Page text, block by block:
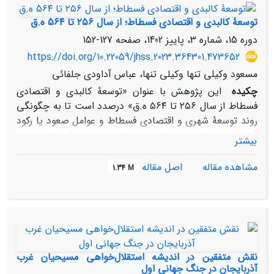
22 و bis22 تبرستان مورد بررسی قرار دهد. این دو سند درباب
شکایت در مورد اموالی است که در دست پادشازنی بوده است
و روند بررسی آن از سوی محاکم قضایی مورد مداقه قرار می­
گیرد. بررسی­ ها حاکی از آن است که با مطالعۀ این دو سند و
دیگر متون حقوقی همچون مادیان هزاردادستان می ­توان
چنین دریافت که مالکیت زن بر این دارایی­ ها، مطلق نبوده
بلکه مشروط به جایگاه و تعهدات وی در نهاد خانواده بوده
است.
توسعۀ کالبدی و اقتصادی فسطاط؛ از سال ۲۵۶ تا 5۶۴ ه.ق
دوره 15، شماره 3، پاییز 1402، صفحه
127-152
https://doi.org/10.22059/jhss.2023.364301.473652
مسعود وکیلی تنها وکیلی تنها، عباس آداودی جلفائی
چکیده
این پژوهش با عنوان «توسعۀ کالبدی و اقتصادی
فسطاط از سال ۲۵۶ تا ۵۶۴ ه.ق» درصدد است تا به چگونگی
روند توسعۀ شهری و اقتصادی فسطاط و عوامل صعود یا رکود
آن در دوران استیلای طولونیان، اخشیدیان و فاطمیان پاسخ
دهد.
شهر فسطاط در دورۀ اموی به‌واسطۀ جغرافیای ممتاز خود
تجارت بین‌المللی یافت. نتایج این نوشتار حاکی از آن است
که در دورۀ حکومت طولونیان، شهر جدیدالتأسیس قطائع به
فسطاط ملحق گردید و این شهر به تولیدکنندۀ اصلی
سفال‌های مرغوب مبدل شد. فسطاط در دورۀ اخشیدیان و
بیشتر
مشاهده مقاله
اصل مقاله 1.34 M
نقش متفقین در اندیشه استقلال‌خواهی مسیحیان غرب
آذربایجان در جنگ جهانی اول